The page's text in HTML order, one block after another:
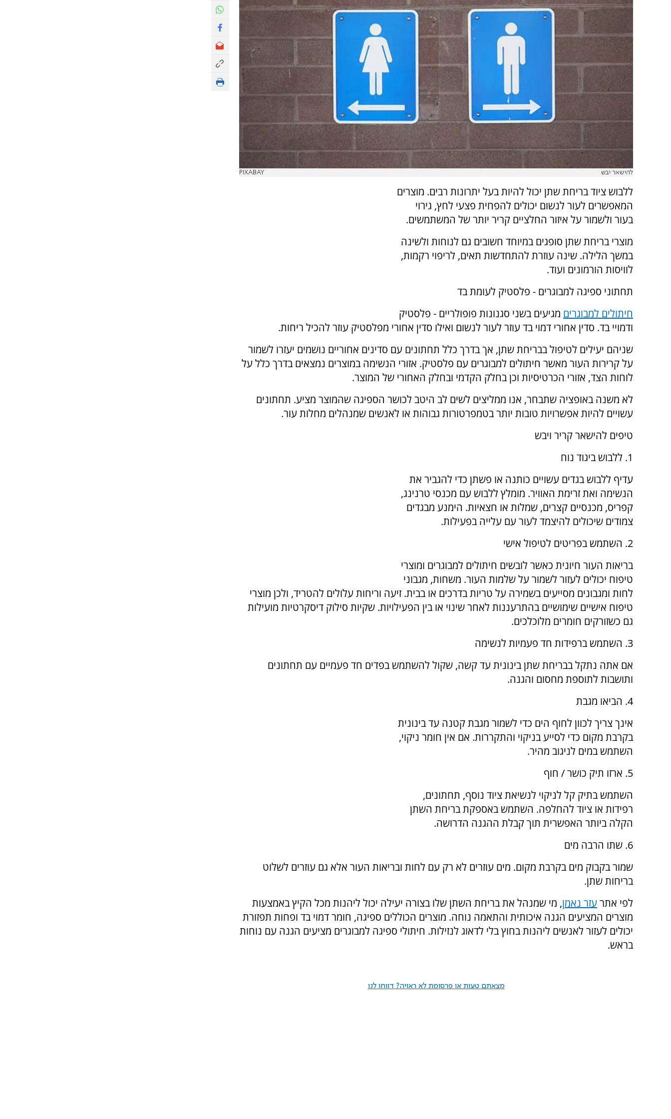
להישאר יבש PIXABAY
ללבוש ציוד בריחת שתן יכול להיות בעל יתרונות רבים. מוצרים
המאפשרים לעור לנשום יכולים להפחית פצעי לחץ, גירוי
בעור ולשמור על איזור החלציים קריר יותר של המשתמשים.
מוצרי בריחת שתן סופגים במיוחד חשובים גם לנוחות ולשינה
במשך הלילה. שינה עוזרת להתחדשות תאים, לריפוי רקמות,
לוויסות הורמונים ועוד.
תחתוני ספיגה למבוגרים - פלסטיק לעומת בד
חיתולים למבוגרים מגיעים בשני סגנונות פופולריים - פלסטיק
ודמויי בד. סדין אחורי דמוי בד עוזר לעור לנשום ואילו סדין אחורי מפלסטיק עוזר להכיל ריחות.
שניהם יעילים לטיפול בבריחת שתן, אך בדרך כלל תחתונים עם סדינים אחוריים נושמים יעזרו לשמור
על קרירות העור מאשר חיתולים למבוגרים עם פלסטיק. אזורי הנשימה במוצרים נמצאים בדרך כלל על
לוחות הצד, אזורי הכרטיסיות וכן בחלק הקדמי ובחלק האחורי של המוצר.
לא משנה באופציה שתבחר, אנו ממליצים לשים לב היטב לכושר הספיגה שהמוצר מציע. תחתונים
עשויים להיות אפשרויות טובות יותר בטמפרטורות גבוהות או לאנשים שמנהלים מחלות עור.
טיפים להישאר קריר ויבש
1. ללבוש ביגוד נוח
עדיף ללבוש בגדים עשויים כותנה או פשתן כדי להגביר את
הנשימה ואת זרימת האוויר. מומלץ ללבוש עם מכנסי טרנינג,
קפריס, מכנסיים קצרים, שמלות או חצאיות. הימנע מבגדים
צמודים שיכולים להיצמד לעור עם עלייה בפעילות.
2. השתמש בפריטים לטיפול אישי
בריאות העור חיונית כאשר לובשים חיתולים למבוגרים ומוצרי
טיפוח יכולים לעזור לשמור על שלמות העור. משחות, מגבוני
לחות ומגבונים מסייעים בשמירה על טריות בדרכים או בבית. זיעה וריחות עלולים להטריד, ולכן מוצרי
טיפוח אישיים שימושיים בהתרעננות לאחר שינוי או בין הפעילויות. שקיות סילוק דיסקרטיות מועילות
גם כשזורקים חומרים מלוכלכים.
3. השתמש ברפידות חד פעמיות לנשימה
אם אתה נתקל בבריחת שתן בינונית עד קשה, שקול להשתמש בפדים חד פעמיים עם תחתונים
ותושבות לתוספת מחסום והגנה.
4. הביאו מגבת
אינך צריך לכוון לחוף הים כדי לשמור מגבת קטנה עד בינונית
בקרבת מקום כדי לסייע בניקוי והתקררות. אם אין חומר ניקוי,
השתמש במים לניגוב מהיר.
5. ארזו תיק כושר / חוף
השתמש בתיק קל לניקוי לנשיאת ציוד נוסף, תחתונים,
רפידות או ציוד להחלפה. השתמש באספקת בריחת השתן
הקלה ביותר האפשרית תוך קבלת ההגנה הדרושה.
6. שתו הרבה מים
שמור בקבוק מים בקרבת מקום. מים עוזרים לא רק עם לחות ובריאות העור אלא גם עוזרים לשלוט
בריחות שתן.
לפי אתר עזר נאמן, מי שמנהל את בריחת השתן שלו בצורה יעילה יכול ליהנות מכל הקיץ באמצעות
מוצרים המציעים הגנה איכותית והתאמה נוחה. מוצרים הכוללים ספיגה, חומר דמוי בד ופחות תפזורת
יכולים לעזור לאנשים ליהנות בחוץ בלי לדאוג לנזילות. חיתולי ספיגה למבוגרים מציעים הגנה עם נוחות
בראש.
מצאתם טעות או פרסומת לא ראויה? דווחו לנו